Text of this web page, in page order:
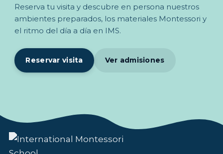
Reserva tu visita y descubre en persona nuestros
ambientes preparados, los materiales Montessori y
el ritmo del día a día en IMS.
Reservar visita Ver admisiones